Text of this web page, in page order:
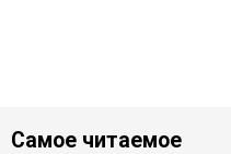
Самое читаемое